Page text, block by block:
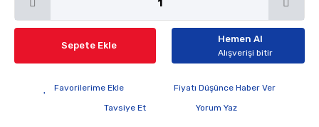
Sepete Ekle
Hemen Al
Alışverişi bitir
Fiyatı Düşünce Haber Ver
Tavsiye Et
Yorum Yaz